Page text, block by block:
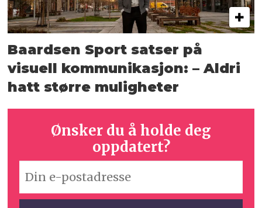
Baardsen Sport satser på
visuell kommunikasjon: – Aldri
hatt større muligheter
Ønsker du å holde deg
oppdatert?